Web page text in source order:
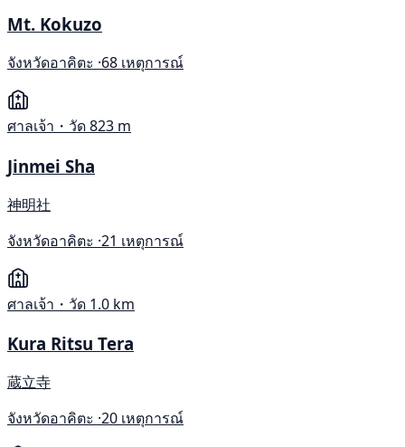
Mt. Kokuzo
จังหวัดอาคิตะ ·68 เหตุการณ์
ศาลเจ้า・วัด823 m
Jinmei Sha
神明社
จังหวัดอาคิตะ ·21 เหตุการณ์
ศาลเจ้า・วัด 1.0 km
Kura Ritsu Tera
蔵立寺
จังหวัดอาคิตะ ·20 เหตุการณ์